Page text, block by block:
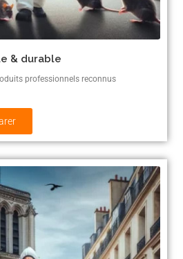
& durable
professionnels reconnus